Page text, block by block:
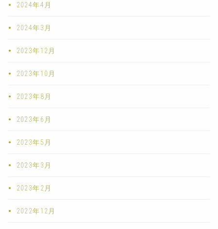
2024年4月
2024年3月
2023年12月
2023年10月
2023年8月
2023年6月
2023年5月
2023年3月
2023年2月
2022年12月